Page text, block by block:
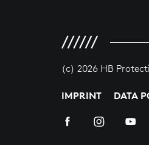
(c) 2026 HB
IMPRINT DATA